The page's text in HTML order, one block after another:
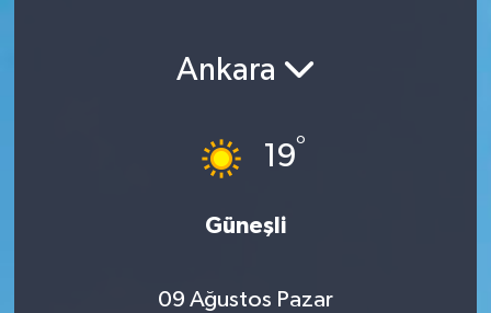
Ankara
19°
Güneşli
09 Ağustos Pazar